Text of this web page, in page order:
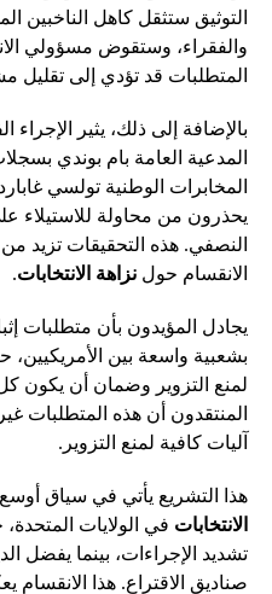
التوثيق ستثقل كاهل الناخبين
والفقراء، وستقوض مسؤولي
المتطلبات قد تؤدي إلى تقليل
بالإضافة إلى ذلك، يثير
المدعية العامة بام بوندي
المخابرات الوطنية تولسي
يحذرون من محاولة للاستيلاء
النصفي. هذه التحقيقات تزيد
الانقسام حول نزاهة الانتخابات.
يجادل المؤيدون بأن متطلبات
بشعبية واسعة بين الأمريكيين،
لمنع التزوير وضمان أن
المنتقدون أن هذه المتطلبات
آليات كافية لمنع التزوير.
هذا التشريع يأتي في سياق
الانتخابات في الولايات
تشديد الإجراءات، بينما يفضل
صناديق الاقتراع. هذا